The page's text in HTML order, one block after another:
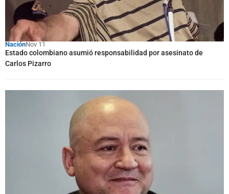
NaciónNov 11
Estado colombiano asumió responsabilidad por asesinato de
Carlos Pizarro